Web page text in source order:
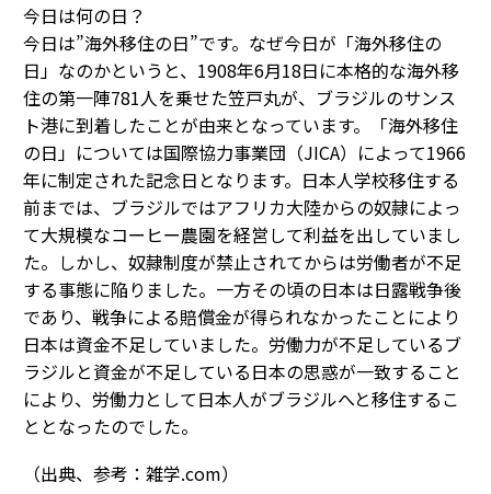
今日は何の日？
今日は”海外移住の日”です。なぜ今日が「海外移住の
日」なのかというと、1908年6月18日に本格的な海外移
住の第一陣781人を乗せた笠戸丸が、ブラジルのサンス
ト港に到着したことが由来となっています。「海外移住
の日」については国際協力事業団（JICA）によって1966
年に制定された記念日となります。日本人学校移住する
前までは、ブラジルではアフリカ大陸からの奴隷によっ
て大規模なコーヒー農園を経営して利益を出していまし
た。しかし、奴隷制度が禁止されてからは労働者が不足
する事態に陥りました。一方その頃の日本は日露戦争後
であり、戦争による賠償金が得られなかったことにより
日本は資金不足していました。労働力が不足しているブ
ラジルと資金が不足している日本の思惑が一致すること
により、労働力として日本人がブラジルへと移住するこ
ととなったのでした。
（出典、参考：雑学.com）